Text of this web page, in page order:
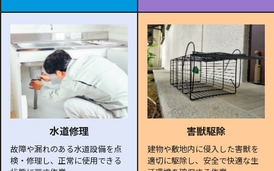
水道修理
故障や漏れのある水道設備を点
検・修理し、正常に使用できる
害獣駆除
建物や敷地内に侵入した害獣を
適切に駆除し、安全で快適な生